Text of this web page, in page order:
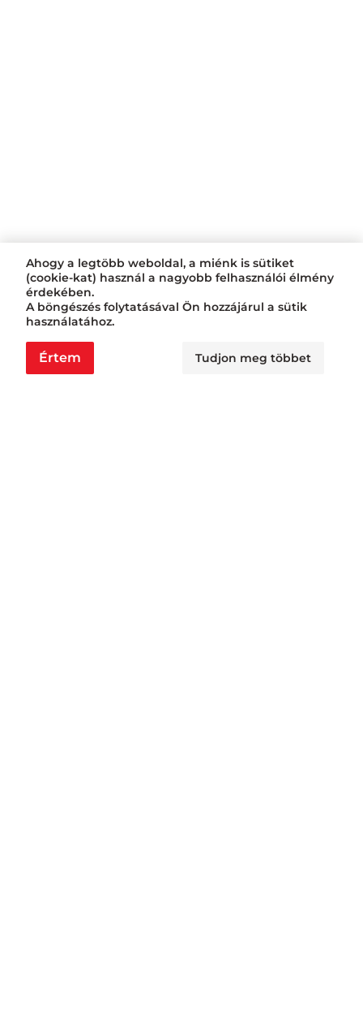
Ahogy a legtöbb weboldal, a miénk is sütiket
(cookie-kat) használ a nagyobb felhasználói élmény
érdekében.
A böngészés folytatásával Ön hozzájárul a sütik
használatához.
Értem Tudjon meg többet